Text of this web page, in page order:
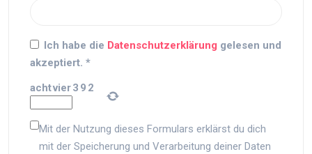
Ich habe die Datenschutzerklärung gelesen und
akzeptiert. *
achtvier3 9 2
Mit der Nutzung dieses Formulars erklärst du dich
mit der Speicherung und Verarbeitung deiner Daten